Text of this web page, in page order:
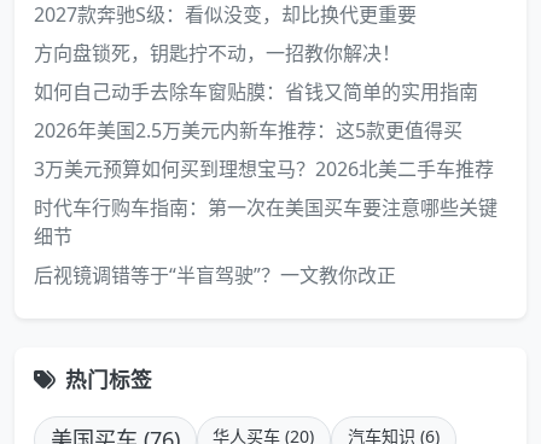
2027款奔驰S级：看似没变，却比换代更重要
方向盘锁死，钥匙拧不动，一招教你解决！
如何自己动手去除车窗贴膜：省钱又简单的实用指南
2026年美国2.5万美元内新车推荐：这5款更值得买
3万美元预算如何买到理想宝马？2026北美二手车推荐
时代车行购车指南：第一次在美国买车要注意哪些关键
细节
后视镜调错等于“半盲驾驶”？一文教你改正
热门标签
华人买车 (20) 汽车知识 (6)